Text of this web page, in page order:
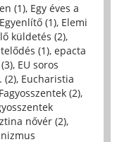
(1), Egy éves a
(1), Elemi
küldetés (2),
(1), epacta
, EU soros
(2), Eucharistia
Fagyosszentek (2),
nővér (2),